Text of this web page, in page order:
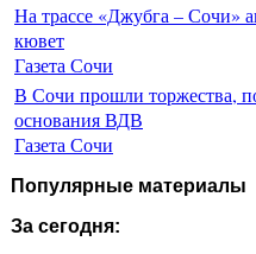
На трассе «Джубга – Сочи»
кювет
Газета Сочи
В Сочи прошли торжества,
основания ВДВ
Газета Сочи
Популярные материалы
За сегодня: